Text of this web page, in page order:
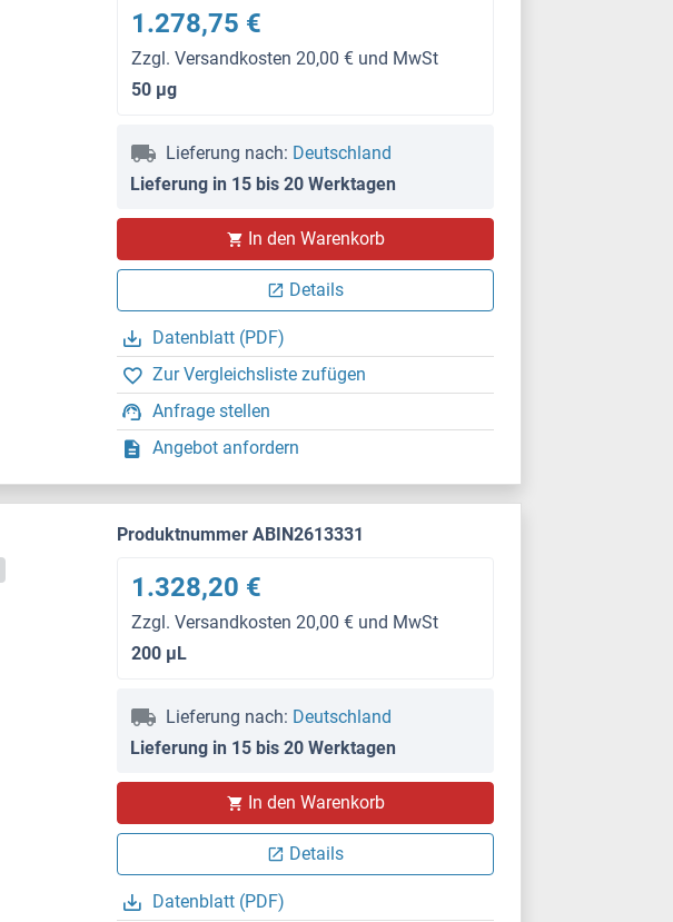
1.278,75 €
Zzgl. Versandkosten 20,00 € und MwSt
50 μg
Lieferung nach: Deutschland
Lieferung in 15 bis 20 Werktagen
In den Warenkorb
Details
Datenblatt (PDF)
Zur Vergleichsliste zufügen
Anfrage stellen
Angebot anfordern
Produktnummer ABIN2613331
1.328,20 €
Zzgl. Versandkosten 20,00 € und MwSt
200 μL
Lieferung nach: Deutschland
Lieferung in 15 bis 20 Werktagen
In den Warenkorb
Details
Datenblatt (PDF)